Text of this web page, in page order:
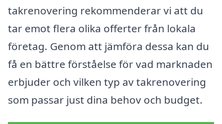
takrenovering rekommenderar vi att du
tar emot flera olika offerter från lokala
företag. Genom att jämföra dessa kan du
få en bättre förståelse för vad marknaden
erbjuder och vilken typ av takrenovering
som passar just dina behov och budget.